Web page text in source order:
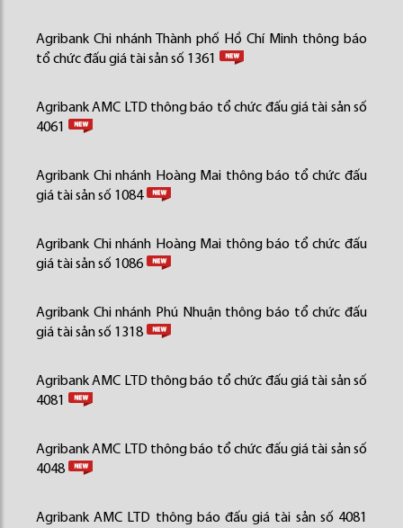
Agribank Chi nhánh Thành phố Hồ Chí Minh thông báo
tổ chức đấu giá tài sản số 1361
Agribank AMC LTD thông báo tổ chức đấu giá tài sản số
4061
Agribank Chi nhánh Hoàng Mai thông báo tổ chức đấu
giá tài sản số 1084
Agribank Chi nhánh Hoàng Mai thông báo tổ chức đấu
giá tài sản số 1086
Agribank Chi nhánh Phú Nhuận thông báo tổ chức đấu
giá tài sản số 1318
Agribank AMC LTD thông báo tổ chức đấu giá tài sản số
4081
Agribank AMC LTD thông báo tổ chức đấu giá tài sản số
4048
Agribank AMC LTD thông báo đấu giá tài sản số 4081